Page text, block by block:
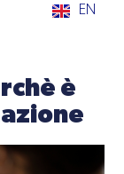
EN
è